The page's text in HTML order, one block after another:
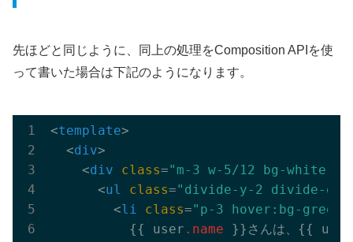
先ほどと同じように、同上の処理をComposition APIを使
って書いた場合は下記のようになります。
<template>
<div>
<div class="m-3 w-5/12 bg-white
<ul class="divide-y-2 divide-
<li class="p-3 hover:bg-green-
{{ user .name }}さんは、 {{